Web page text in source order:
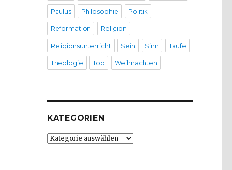
Paulus Philosophie Politik
Reformation Religion
Religionsunterricht Sein Sinn Taufe
Theologie Tod Weihnachten
KATEGORIEN
Kategorien